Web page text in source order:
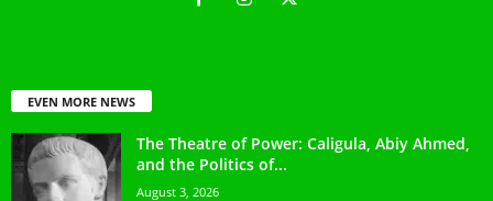
EVEN MORE NEWS
The Theatre of Power: Caligula, Abiy Ahmed,
and the Politics of...
August 3, 2026